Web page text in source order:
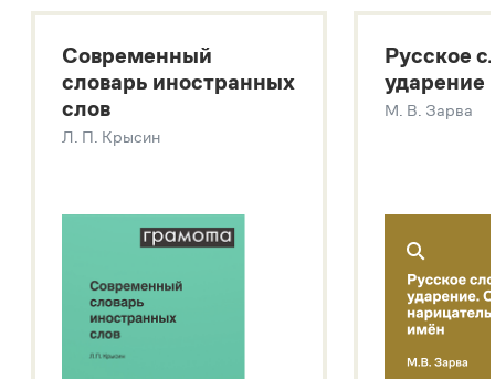
Большой толковый словарь русских глаголов
Современный словарь иностранных слов
Звук – технология синтеза платформы
SaluteSpeech
Современный
словарь иностранных
слов
Л. П. Крысин
Русское
ударение
М. В. Зарва